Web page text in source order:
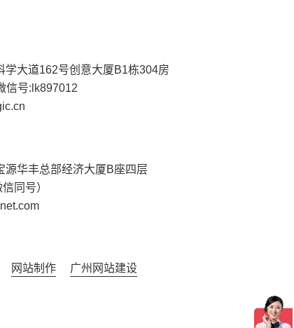
学大道162号创意大厦B1栋304房
信号:lk897012
源华丰总部经济大厦B座四层
同号）
网站制作 广州网站建设